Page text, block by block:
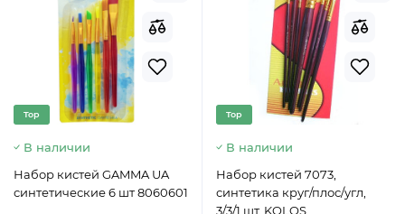
Top
В наличии
Набор кистей GAMMA UA
синтетические 6 шт 8060601
Top
В наличии
Набор кистей 7073,
синтетика круг/плос/угл,
3/3/1 шт, KOLOS